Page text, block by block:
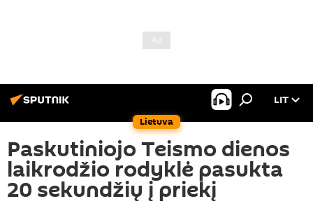
Lietuva
LIT
Paskutiniojo Teismo dienos
laikrodžio rodyklė pasukta
20 sekundžių į priekį